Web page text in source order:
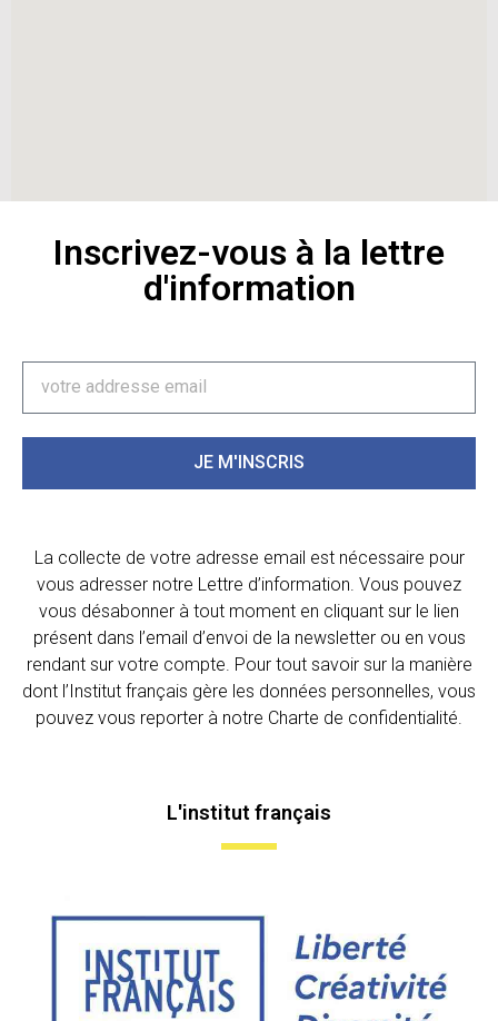
Inscrivez-vous à la lettre
d'information
JE M'INSCRIS
La collecte de votre adresse email est nécessaire pour
vous adresser notre Lettre d’information. Vous pouvez
vous désabonner à tout moment en cliquant sur le lien
présent dans l’email d’envoi de la newsletter ou en vous
rendant sur votre compte. Pour tout savoir sur la manière
dont l’Institut français gère les données personnelles, vous
pouvez vous reporter à notre Charte de confidentialité.
L'institut français